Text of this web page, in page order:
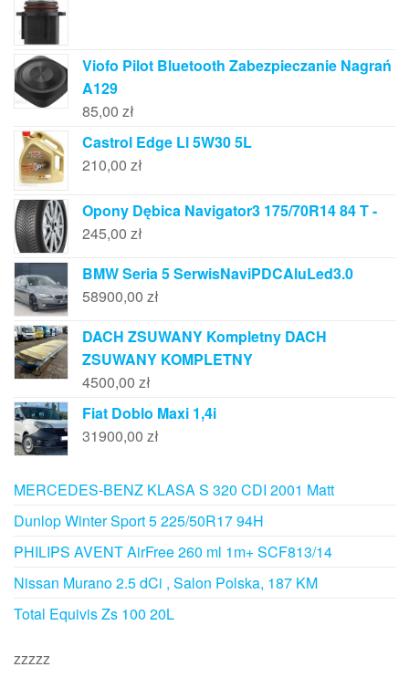
Viofo Pilot Bluetooth Zabezpieczanie Nagrań
A129
85,00 zł
Castrol Edge Ll 5W30 5L
210,00 zł
Opony Dębica Navigator3 175/70R14 84 T -
245,00 zł
BMW Seria 5 SerwisNaviPDCAluLed3.0
58900,00 zł
DACH ZSUWANY Kompletny DACH
ZSUWANY KOMPLETNY
4500,00 zł
Fiat Doblo Maxi 1,4i
31900,00 zł
MERCEDES-BENZ KLASA S 320 CDI 2001 Matt
Dunlop Winter Sport 5 225/50R17 94H
PHILIPS AVENT AirFree 260 ml 1m+ SCF813/14
Nissan Murano 2.5 dCi , Salon Polska, 187 KM
Total Equivis Zs 100 20L
zzzzz